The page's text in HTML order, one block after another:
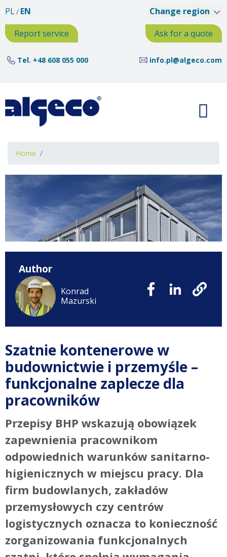
PL EN
Report service
Ask for a quote
Tel. +48 608 055 000 info.pl@algeco.com
Change region
Breadcrumb
Home
Author
Konrad
Mazurski
Szatnie kontenerowe w
budownictwie i przemyśle –
funkcjonalne zaplecze dla
pracowników
Przepisy BHP wskazują obowiązek
zapewnienia pracownikom
odpowiednich warunków sanitarno-
higienicznych w miejscu pracy. Dla
firm budowlanych, zakładów
przemysłowych czy centrów
logistycznych oznacza to konieczność
zorganizowania funkcjonalnych